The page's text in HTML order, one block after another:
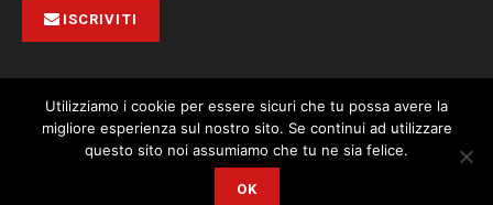
ISCRIVITI
Pubblicità Collabora con noi Contatto Privacy Policy
© 2023 Corriere di Malta / Fortissimo Ltd
This website uses cookies. By continuing to use this website you are
Utilizziamo i cookie per essere sicuri che tu possa avere la
migliore esperienza sul nostro sito. Se continui ad utilizzare
questo sito noi assumiamo che tu ne sia felice.
OK